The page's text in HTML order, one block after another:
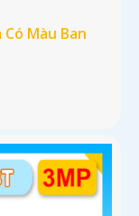
Màu Ban